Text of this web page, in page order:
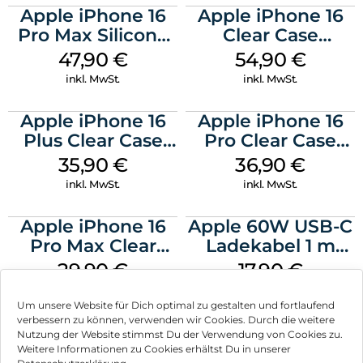
Um unsere Website für Dich optimal zu gestalten und fortlaufend
verbessern zu können, verwenden wir Cookies. Durch die weitere
Nutzung der Website stimmst Du der Verwendung von Cookies zu.
Weitere Informationen zu Cookies erhältst Du in unserer
Apple iPhone 16
Pro Max Silicone
Case MagSafe
Black
47,90 €
inkl. MwSt.
Apple iPhone 16
Clear Case
MagSafe
Transparent
54,90 €
inkl. MwSt.
Apple iPhone 16
Plus Clear Case
MagSafe
Transparent
35,90 €
inkl. MwSt.
Apple iPhone 16
Pro Clear Case
MagSafe
Transparent
36,90€
inkl. MwSt.
Apple iPhone 16
Pro Max Clear
Case MagSafe
29,90€
Apple 60W USB-C
Ladekabel 1 m
Weiß
17,90€